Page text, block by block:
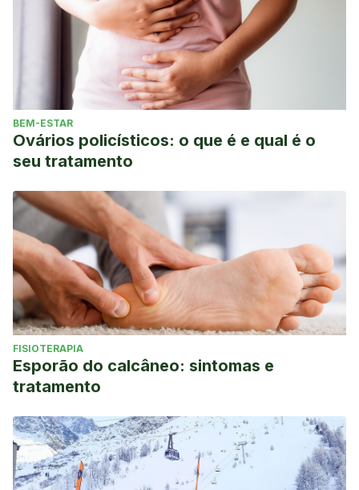
BEM-ESTAR
Ovários policísticos: o que é e qual é o
seu tratamento
FISIOTERAPIA
Esporão do calcâneo: sintomas e
tratamento